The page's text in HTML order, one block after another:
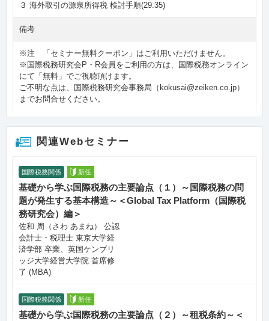
３ 海外取引の源泉所得税 検討手順(29:35)
備考
※注 「セミナー無料クーポン」はご利用いただけません。
※国際税務研究会P・R会員をご利用の方は、国際税務オンライン
にて「無料」でご視聴頂けます。
ご不明な点は、国際税務研究会事務局（kokusai@zeiken.co.jp）
までお問合せください。
関連Webセミナー
国際税務関係 新任
基礎から学ぶ国際税務の主要論点（１）～国際税務の問
題が発生する基本構造～＜Global Tax Platform（国際税
務研究会）編＞
佐和 周（さわ あまね） 公認
会計士・税理士 東京大学経
済学部 卒業、英国ケンブリ
ッジ大学経営大学院 首席修
了 (MBA)
国際税務関係 新任
基礎から学ぶ国際税務の主要論点（２）～租税条約～＜